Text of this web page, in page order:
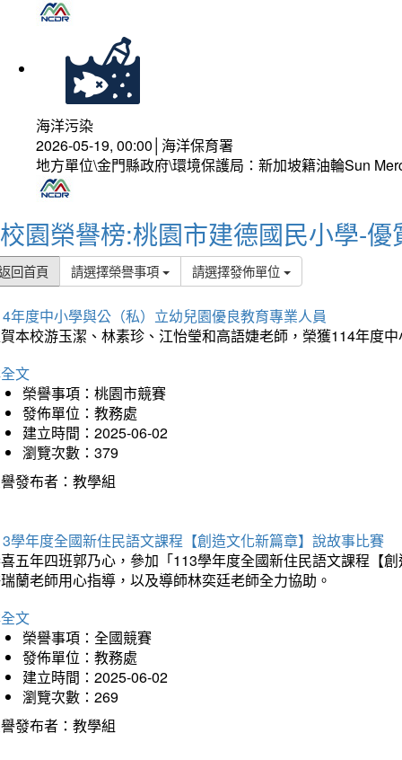
海洋污染
2026-05-19, 00:00│海洋保育署
地方單位\金門縣政府\環境保護局：新加坡籍油輪Sun
校園榮譽榜:桃園市建德國民小學-優
回首頁 請選擇榮譽事項 請選擇發佈單位
年度中小學與公（私）立幼兒園優良教育專業人員
本校游玉潔、林素珍、江怡瑩和高語婕老師，榮獲114年度
文
榮譽事項：桃園市競賽
發佈單位：教務處
建立時間：2025-06-02
瀏覽次數：379
發布者：教學組
學年度全國新住民語文課程【創造文化新篇章】說故事比賽
五年四班郭乃心，參加「113學年度全國新住民語文課程【
蘭老師用心指導，以及導師林奕廷老師全力協助。
文
榮譽事項：全國競賽
發佈單位：教務處
建立時間：2025-06-02
瀏覽次數：269
發布者：教學組